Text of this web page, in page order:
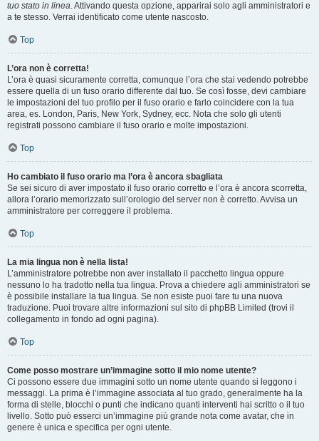
tuo stato in linea. Attivando questa opzione, apparirai solo agli amministratori e
a te stesso. Verrai identificato come utente nascosto.
Top
L’ora non è corretta!
L’ora è quasi sicuramente corretta, comunque l’ora che stai vedendo potrebbe
essere quella di un fuso orario differente dal tuo. Se così fosse, devi cambiare
le impostazioni del tuo profilo per il fuso orario e farlo coincidere con la tua
area, es. London, Paris, New York, Sydney, ecc. Nota che solo gli utenti
registrati possono cambiare il fuso orario e molte impostazioni.
Top
Ho cambiato il fuso orario ma l’ora è ancora sbagliata
Se sei sicuro di aver impostato il fuso orario corretto e l’ora è ancora scorretta,
allora l’orario memorizzato sull’orologio del server non è corretto. Avvisa un
amministratore per correggere il problema.
Top
La mia lingua non è nella lista!
L’amministratore potrebbe non aver installato il pacchetto lingua oppure
nessuno lo ha tradotto nella tua lingua. Prova a chiedere agli amministratori se
è possibile installare la tua lingua. Se non esiste puoi fare tu una nuova
traduzione. Puoi trovare altre informazioni sul sito di phpBB Limited (trovi il
collegamento in fondo ad ogni pagina).
Top
Come posso mostrare un’immagine sotto il mio nome utente?
Ci possono essere due immagini sotto un nome utente quando si leggono i
messaggi. La prima è l’immagine associata al tuo grado, generalmente ha la
forma di stelle, blocchi o punti che indicano quanti interventi hai scritto o il tuo
livello. Sotto può esserci un’immagine più grande nota come avatar, che in
genere è unica e specifica per ogni utente.